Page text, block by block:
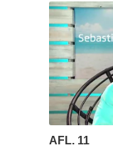
AFL. 11